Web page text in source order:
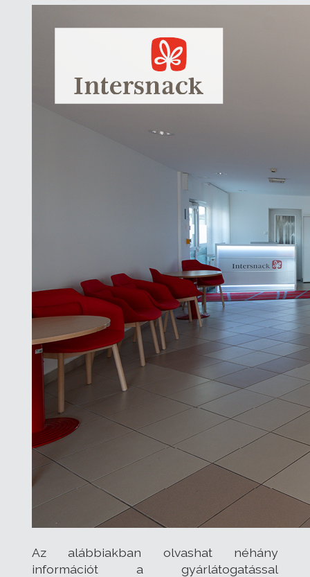
Az alábbiakban olvashat néhány
információt a gyárlátogatással